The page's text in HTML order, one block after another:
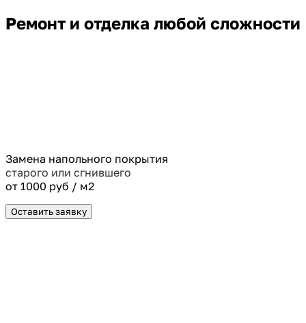
Ремонт и отделка любой сложности
Замена напольного покрытия
старого или сгнившего
от 1000 руб / м2
Оставить заявку